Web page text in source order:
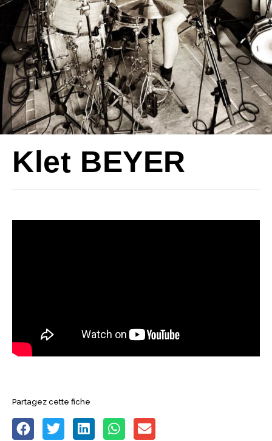
Klet BEYER
Partagez cette fiche